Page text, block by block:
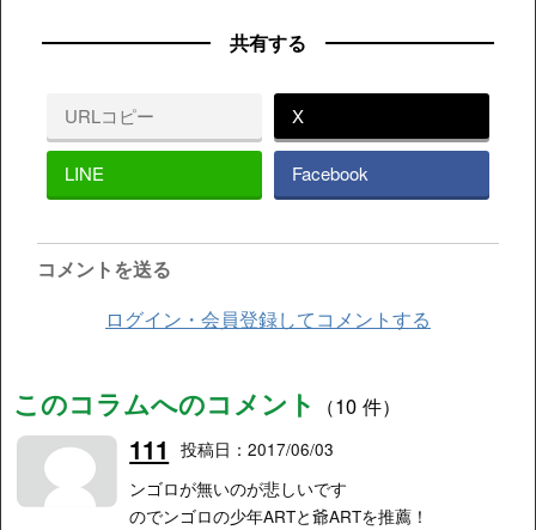
共有する
URLコピー X
LINE Facebook
コメントを送る
ログイン・会員登録してコメントする
このコラムへのコメント （10 件）
111
投稿日：2017/06/03
ンゴロが無いのが悲しいです
のでンゴロの少年ARTと爺ARTを推薦！